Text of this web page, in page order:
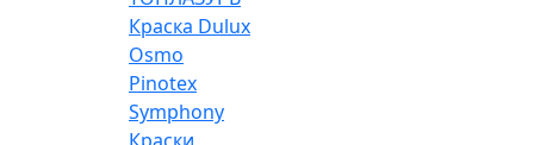
Краска Dulux
Osmo
Pinotex
Symphony